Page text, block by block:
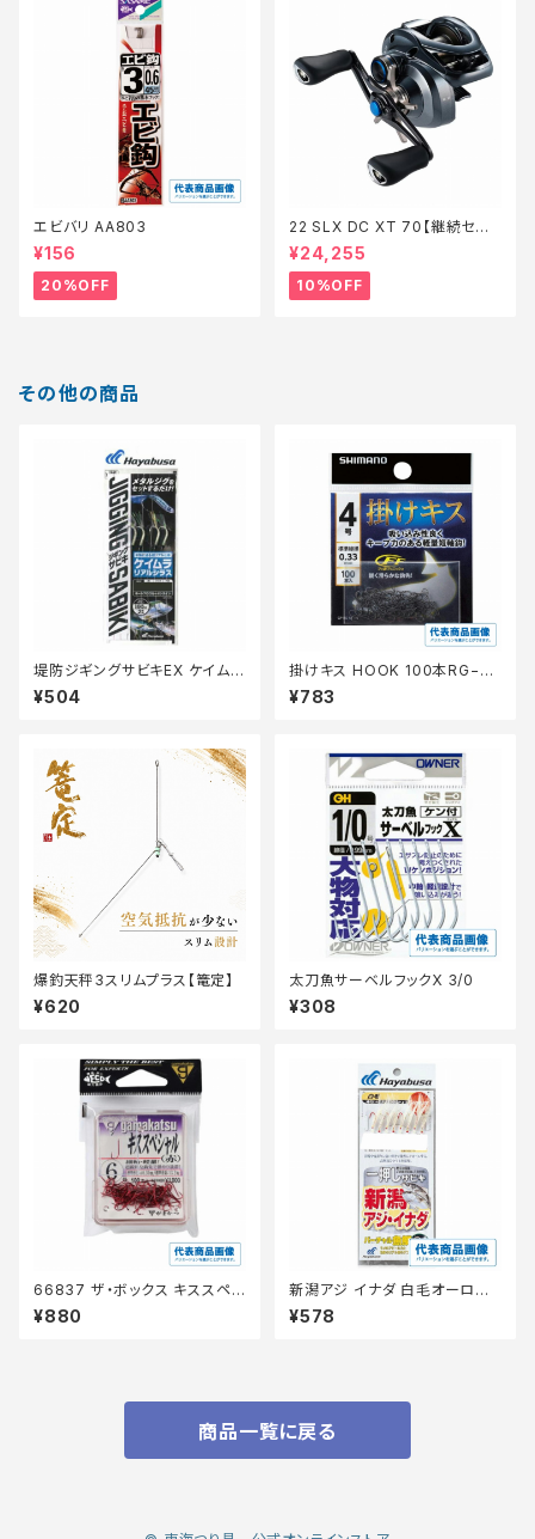
エビバリ AA803
¥156
20%OFF
22 SLX DC XT 70【継続セー
ル_リール】【10】
¥24,255
10%OFF
その他の商品
堤防ジギングサビキEX ケイムラ
リアルシラス2本FS702ーM
¥504
掛けキス HOOK 100本RG−N
K1N【継続セール_仕掛】
¥783
爆釣天秤3スリムプラス【篭定】
¥620
太刀魚サーベルフックX 3/0
¥308
66837 ザ・ボックス キススペシ
ャル 赤
¥880
新潟アジ イナダ 白毛オーロラ 1
3-5号 【継続セール_仕掛】
¥578
商品一覧に戻る